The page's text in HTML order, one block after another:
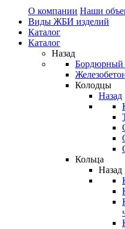
О компании Наши
Виды ЖБИ изделий
Каталог
Каталог
Назад
Бордюрный
Колодцы
Назад
Кольца
Назад